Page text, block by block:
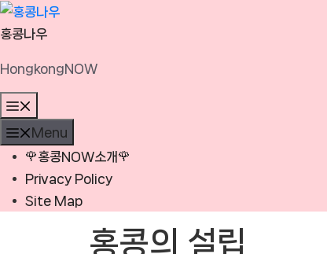
Skip
to
홍콩나우
HongkongNOW
Menu
🌹홍콩NOW소개🌹
Privacy Policy
Site Map
홍콩의 설립